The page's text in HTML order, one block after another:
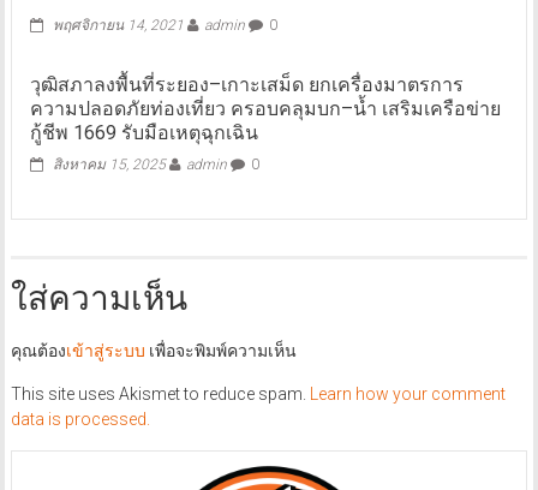
พฤศจิกายน 14, 2021 admin 0
วุฒิสภาลงพื้นที่ระยอง–เกาะเสม็ด ยกเครื่องมาตรการ
ความปลอดภัยท่องเที่ยว ครอบคลุมบก–น้ำ เสริมเครือข่าย
กู้ชีพ 1669 รับมือเหตุฉุกเฉิน
สิงหาคม 15, 2025 admin 0
ใส่ความเห็น
คุณต้องเข้าสู่ระบบ เพื่อจะพิมพ์ความเห็น
This site uses Akismet to reduce spam.
Learn how your comment
data is processed.